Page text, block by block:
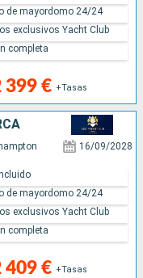
399 € +Tasas
de mayordomo 24/24
exclusivos Yacht Club
completa
16/09/2028
409 € +Tasas
de mayordomo 24/24
exclusivos Yacht Club
completa